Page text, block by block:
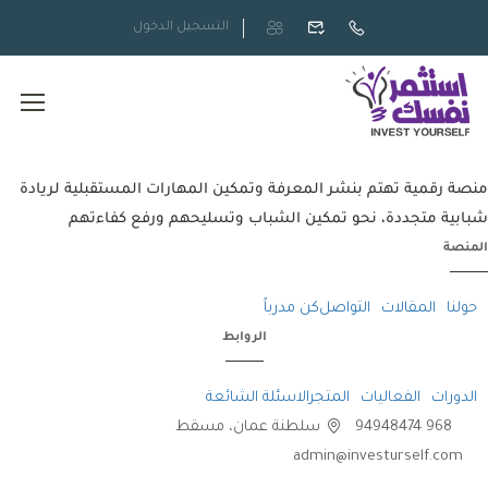
التسجيل الدخول
منصة رقمية تهتم بنشر المعرفة وتمكين المهارات المستقبلية لريادة
شبابية متجددة، نحو تمكين الشباب وتسليحهم ورفع كفاءتهم
المنصة
حولنا المقالات التواصلكن مدرباً
الروابط​
الدورات الفعاليات المتجرالاسئلة الشائعة
968 94948474
سلطنة عمان، مسقط
admin@investurself.com